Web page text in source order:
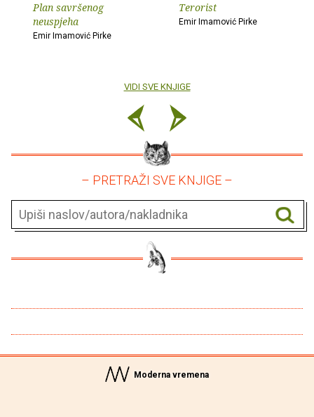
Plan savršenog
neuspjeha
Emir Imamović Pirke
Terorist
Emir Imamović Pirke
VIDI SVE KNJIGE
– PRETRAŽI SVE KNJIGE –
Moderna vremena